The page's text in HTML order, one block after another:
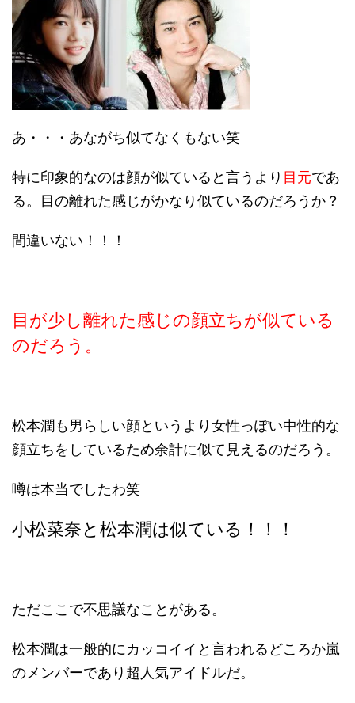
あ・・・あながち似てなくもない笑
特に印象的なのは顔が似ていると言うより 目元であ
る。目の離れた感じがかなり似ているのだろうか？
間違いない！！！
目が少し離れた感じの顔立ちが似ている
のだろう。
松本潤も男らしい顔というより女性っぽい中性的な
顔立ちをしているため余計に似て見えるのだろう。
噂は本当でしたわ笑
小松菜奈と松本潤は似ている！！！
ただここで不思議なことがある。
松本潤は一般的にカッコイイと言われるどころか嵐
のメンバーであり超人気アイドルだ。